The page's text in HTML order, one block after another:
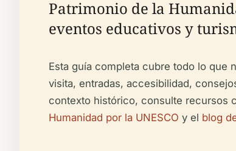
Patrimonio de la
eventos educativos y
Esta guía completa cubre todo lo que
visita, entradas, accesibilidad,
contexto histórico, consulte recursos
Humanidad por la UNESCO y el blog